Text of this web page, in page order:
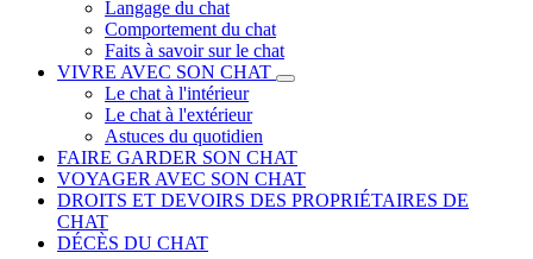
Langage du chat
Comportement du chat
Faits à savoir sur le chat
VIVRE AVEC SON CHAT
Le chat à l'intérieur
Le chat à l'extérieur
Astuces du quotidien
FAIRE GARDER SON CHAT
VOYAGER AVEC SON CHAT
DROITS ET DEVOIRS DES PROPRIÉTAIRES DE
CHAT
DÉCÈS DU CHAT